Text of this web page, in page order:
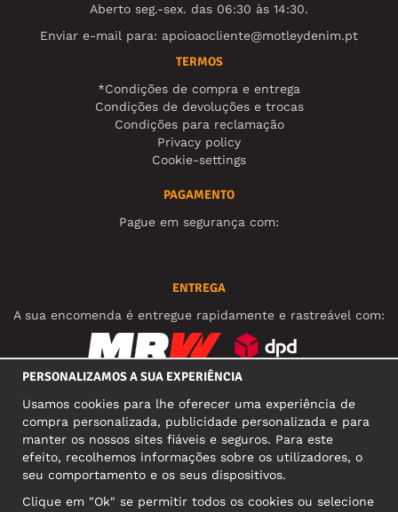
Aberto seg.-sex. das 06:30 às 14:30.
Enviar e-mail para: apoioaocliente@motleydenim.pt
TERMOS
*Condições de compra e entrega
Condições de devoluções e trocas
Condições para reclamação
Privacy policy
Cookie-settings
PAGAMENTO
Pague em segurança com:
ENTREGA
A sua encomenda é entregue rapidamente e rastreável com:
MORADA COMERCIAL
Narva mnt 5, EE-10117 Tallinn
PERSONALIZAMOS A SUA EXPERIÊNCIA
Usamos cookies para lhe oferecer uma experiência de
compra personalizada, publicidade personalizada e para
manter os nossos sites fiáveis e seguros. Para este
efeito, recolhemos informações sobre os utilizadores, o
seu comportamento e os seus dispositivos.
Clique em "Ok" se permitir todos os cookies ou selecione